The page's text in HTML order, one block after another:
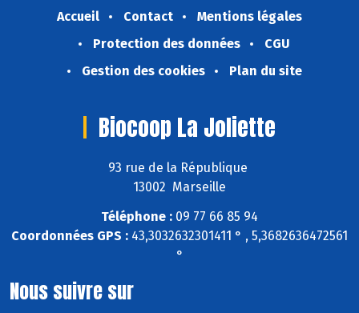
Accueil Contact
Mentions légales
Protection des données
CGU
Gestion des cookies
Plan du site
Biocoop La Joliette
93 rue de la République
13002 Marseille
Téléphone : 09 77 66 85 94
Coordonnées GPS : 43,3032632301411 ° , 5,3682636472561
°
Nous suivre sur